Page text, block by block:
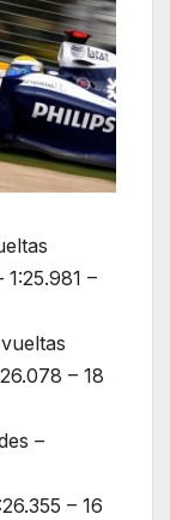
–
– 18
–
– 16